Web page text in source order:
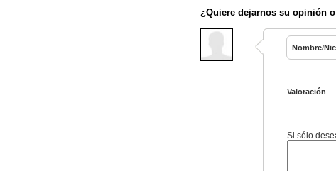
¿Quiere dejarnos su opinión
Nombre/
Valoración
Si sólo